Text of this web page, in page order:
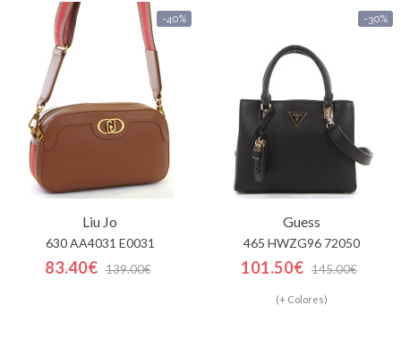
-40%
Liu Jo
630 AA4031 E0031
83.40€ 139.00€
-30%
Guess
465 HWZG96 72050
101.50€ 145.00€
(+ Colores)